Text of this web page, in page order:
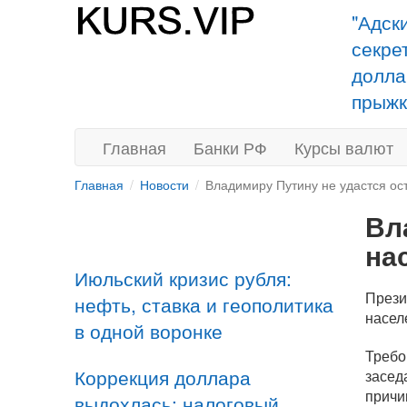
Главная Банки РФ Курсы валют
Главная Новости Владимиру Путину не удастся
Июльский кризис рубля:
нефть, ставка и геополитика
в одной воронке
Коррекция доллара